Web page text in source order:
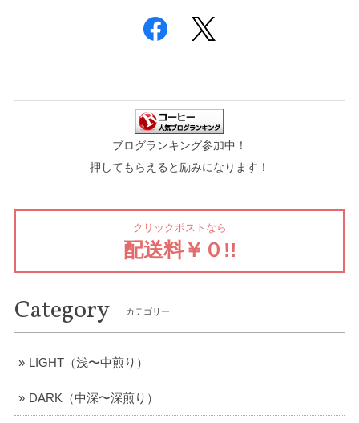
ブログランキング参加中！
押してもらえると励みになります！
クリックポストなら
配送料￥０!!
Category カテゴリー
LIGHT（浅〜中煎り）
DARK（中深〜深煎り）